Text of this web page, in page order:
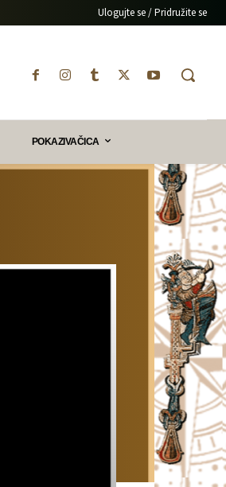
Ulogujte se / Pridružite se
POKAZIVAČICA